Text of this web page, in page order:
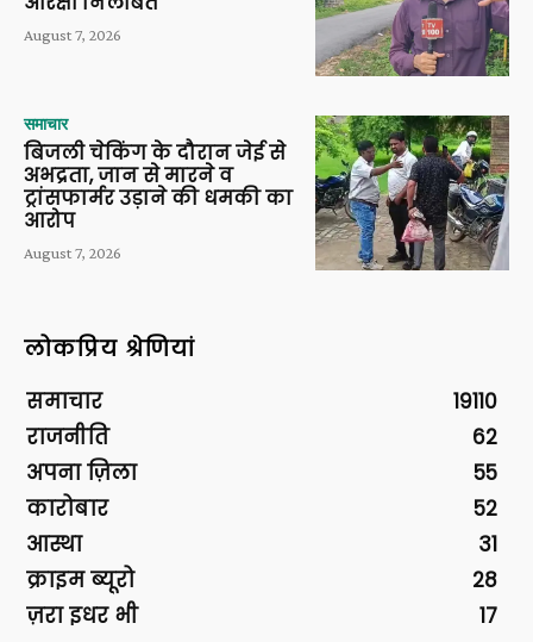
August 7, 2026
समाचार
बिजली चेकिंग के दौरान जेई से
अभद्रता, जान से मारने व
ट्रांसफार्मर उड़ाने की धमकी का
आरोप
August 7, 2026
लोकप्रिय श्रेणियां
समाचार
19110
राजनीति
62
अपना ज़िला
55
कारोबार
52
आस्था
31
क्राइम ब्यूरो
28
ज़रा इधर भी
17